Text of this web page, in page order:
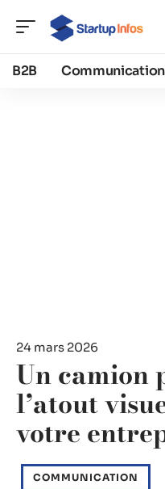
B2B Communication
24 mars 2026
Un camion
l’atout
votre
COMMUNICATION